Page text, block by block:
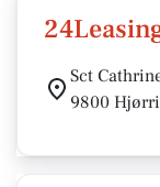
Sct
9800